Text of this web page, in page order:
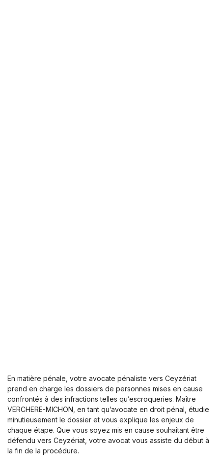
En matière pénale, votre avocate pénaliste vers Ceyzériat
prend en charge les dossiers de personnes mises en cause
confrontés à des infractions telles qu’escroqueries. Maître
VERCHERE-MICHON, en tant qu’avocate en droit pénal, étudie
minutieusement le dossier et vous explique les enjeux de
chaque étape. Que vous soyez mis en cause souhaitant être
défendu vers Ceyzériat, votre avocat vous assiste du début à
la fin de la procédure.